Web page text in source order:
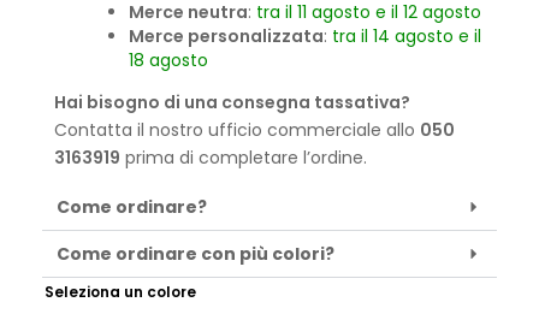
Merce neutra: tra il 11 agosto e il 12 agosto
Merce personalizzata: tra il 14 agosto e il
18 agosto
Hai bisogno di una consegna tassativa?
Contatta il nostro ufficio commerciale allo 050
3163919 prima di completare l’ordine.
Come ordinare?
Come ordinare con più colori?
Seleziona un colore